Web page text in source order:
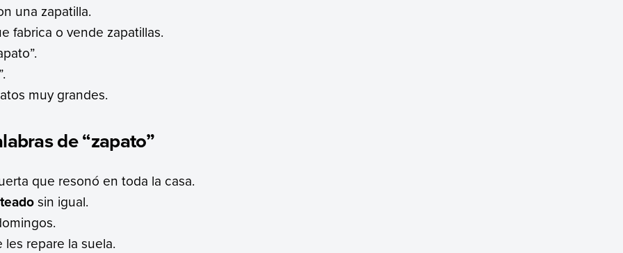
una zapatilla.
fabrica o vende zapatillas.
muy grandes.
de “zapato”
que resonó en toda la casa.
sin igual.
les repare la suela.